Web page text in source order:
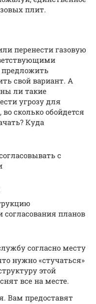
плит.
перенести газовую
свой вариант. А
ли такие
угрозу для
сколько обойдется
Куда
с
планов
согласно месту
нужно «стучаться»
этой
все на месте.
Вам предоставят